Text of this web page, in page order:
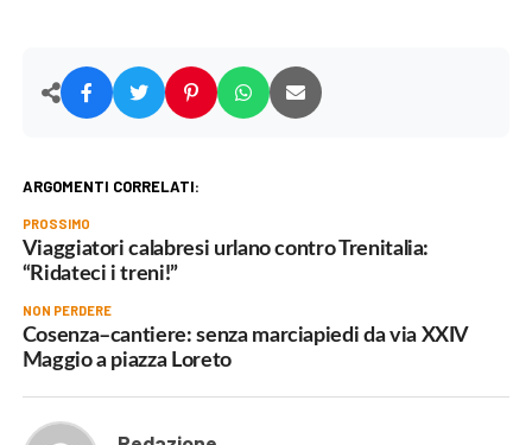
ARGOMENTI CORRELATI:
PROSSIMO
Viaggiatori calabresi urlano contro Trenitalia:
“Ridateci i treni!”
NON PERDERE
Cosenza–cantiere: senza marciapiedi da via XXIV
Maggio a piazza Loreto